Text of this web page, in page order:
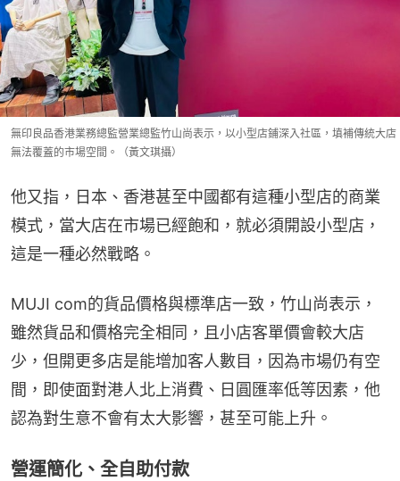
無印良品香港業務總監營業總監竹山尚表示，以小型店鋪深入社區，填補傳統大店
無法覆蓋的市場空間。（黃文琪攝）
他又指，日本、香港甚至中國都有這種小型店的商業
模式，當大店在市場已經飽和，就必須開設小型店，
這是一種必然戰略。
MUJI com的貨品價格與標準店一致，竹山尚表示，
雖然貨品和價格完全相同，且小店客單價會較大店
少，但開更多店是能增加客人數目，因為市場仍有空
間，即使面對港人北上消費、日圓匯率低等因素，他
認為對生意不會有太大影響，甚至可能上升。
營運簡化、全自助付款